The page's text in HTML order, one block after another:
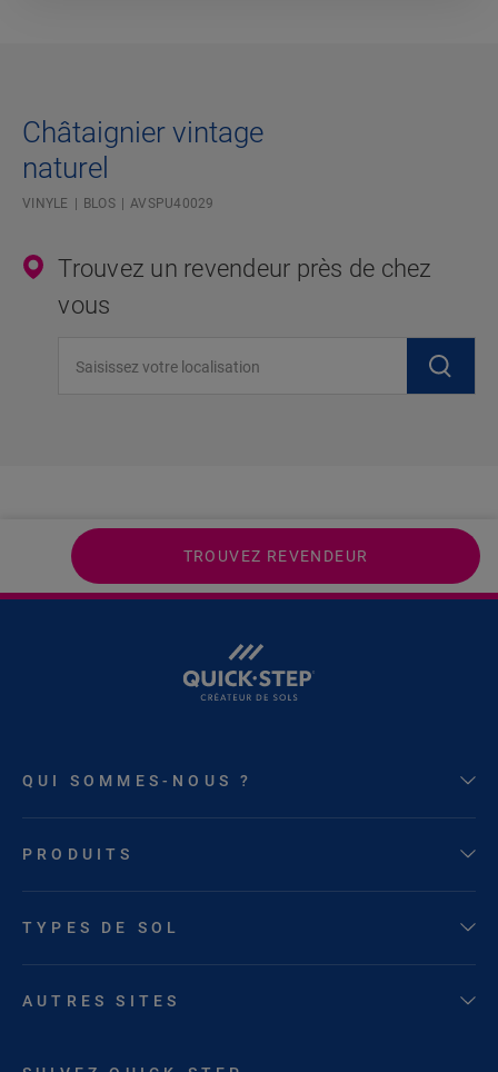
Châtaignier vintage
naturel
VINYLE BLOS AVSPU40029
Trouvez un revendeur près de chez
vous
TROUVEZ REVENDEUR
QUI SOMMES-NOUS ?
PRODUITS
TYPES DE SOL
AUTRES SITES